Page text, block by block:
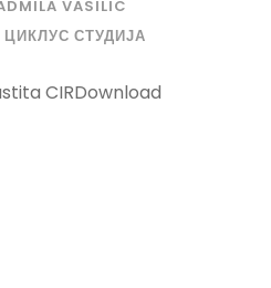
VASILIC
СТУДИЈА
CIRDownload